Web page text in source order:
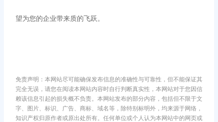
望为您的企业带来质的飞跃。
免责声明：本网站尽可能确保发布信息的准确性与可靠性，但不能保证其
完全无误，请您在阅读本网站内容时自行判断真实性，本网站对于您因信
赖该信息引起的损失概不负责。本网站发布的部分内容，包括但不限于文
字、图片、标识、广告、商标、域名等，除特别标明外，均来源于网络，
知识产权归原作者或原出处所有。任何单位或个人认为本网站中的网页或